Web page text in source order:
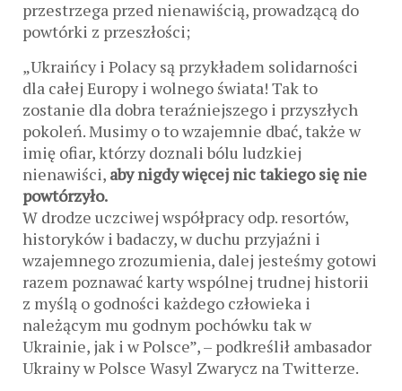
przestrzega przed nienawiścią, prowadzącą do
powtórki z przeszłości;
„Ukraińcy i Polacy są przykładem solidarności
dla całej Europy i wolnego świata! Tak to
zostanie dla dobra teraźniejszego i przyszłych
pokoleń. Musimy o to wzajemnie dbać, także w
imię ofiar, którzy doznali bólu ludzkiej
nienawiści, aby nigdy więcej nic takiego się nie
powtórzyło.
W drodze uczciwej współpracy odp. resortów,
historyków i badaczy, w duchu przyjaźni i
wzajemnego zrozumienia, dalej jesteśmy gotowi
razem poznawać karty wspólnej trudnej historii
z myślą o godności każdego człowieka i
należącym mu godnym pochówku tak w
Ukrainie, jak i w Polsce”, – podkreślił ambasador
Ukrainy w Polsce Wasyl Zwarycz na Twitterze.